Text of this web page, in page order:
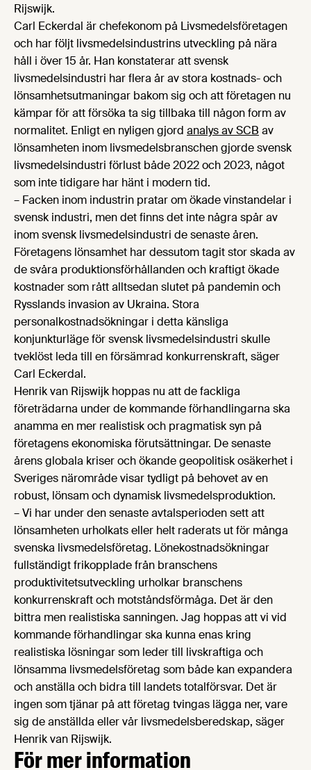
Rijswijk.
Carl Eckerdal är chefekonom på Livsmedelsföretagen
och har följt livsmedelsindustrins utveckling på nära
håll i över 15 år. Han konstaterar att svensk
livsmedelsindustri har flera år av stora kostnads- och
lönsamhetsutmaningar bakom sig och att företagen nu
kämpar för att försöka ta sig tillbaka till någon form av
normalitet. Enligt en nyligen gjord analys av SCB av
lönsamheten inom livsmedelsbranschen gjorde svensk
livsmedelsindustri förlust både 2022 och 2023, något
som inte tidigare har hänt i modern tid.
– Facken inom industrin pratar om ökade vinstandelar i
svensk industri, men det finns det inte några spår av
inom svensk livsmedelsindustri de senaste åren.
Företagens lönsamhet har dessutom tagit stor skada av
de svåra produktionsförhållanden och kraftigt ökade
kostnader som rått alltsedan slutet på pandemin och
Rysslands invasion av Ukraina. Stora
personalkostnadsökningar i detta känsliga
konjunkturläge för svensk livsmedelsindustri skulle
tveklöst leda till en försämrad konkurrenskraft, säger
Carl Eckerdal.
Henrik van Rijswijk hoppas nu att de fackliga
företrädarna under de kommande förhandlingarna ska
anamma en mer realistisk och pragmatisk syn på
företagens ekonomiska förutsättningar. De senaste
årens globala kriser och ökande geopolitisk osäkerhet i
Sveriges närområde visar tydligt på behovet av en
robust, lönsam och dynamisk livsmedelsproduktion.
– Vi har under den senaste avtalsperioden sett att
lönsamheten urholkats eller helt raderats ut för många
svenska livsmedelsföretag. Lönekostnadsökningar
fullständigt frikopplade från branschens
produktivitetsutveckling urholkar branschens
konkurrenskraft och motståndsförmåga. Det är den
bittra men realistiska sanningen. Jag hoppas att vi vid
kommande förhandlingar ska kunna enas kring
realistiska lösningar som leder till livskraftiga och
lönsamma livsmedelsföretag som både kan expandera
och anställa och bidra till landets totalförsvar. Det är
ingen som tjänar på att företag tvingas lägga ner, vare
sig de anställda eller vår livsmedelsberedskap, säger
Henrik van Rijswijk.
För mer information